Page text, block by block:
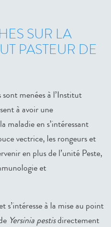
SUR LA
PASTEUR DE
menées à l’Institut
à avoir une
maladie en s’intéressant
vectrice, les rongeurs et
en plus de l’unité Peste,
et
s’intéresse à la mise au point
Yersinia pestisdirectement